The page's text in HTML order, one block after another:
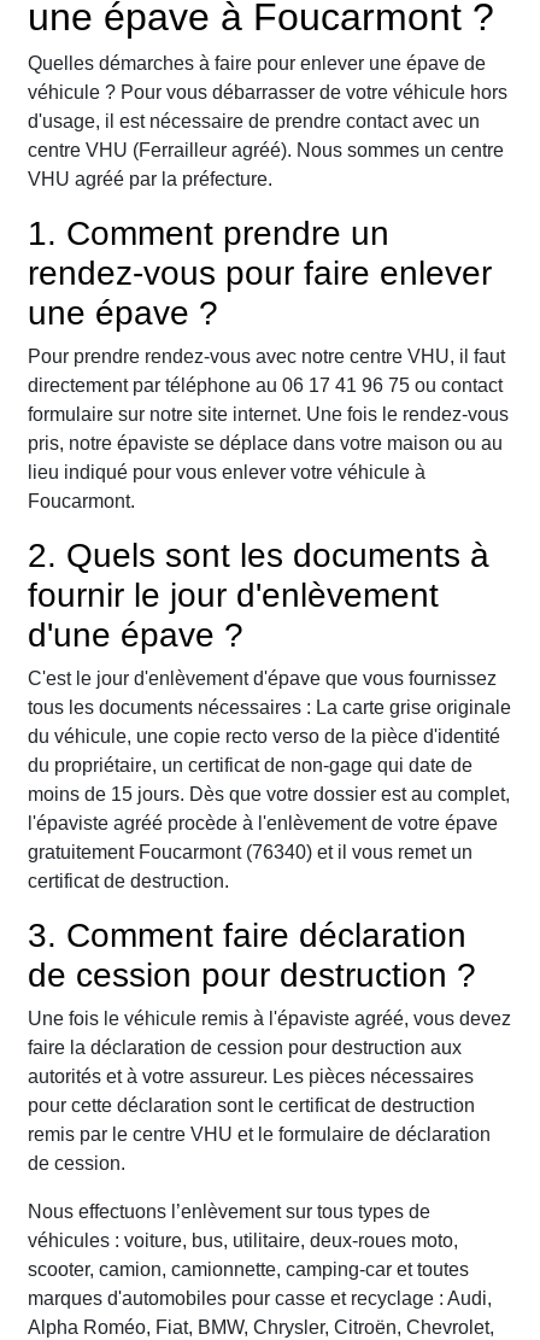
une épave à Foucarmont ?
Quelles démarches à faire pour enlever une épave de
véhicule ? Pour vous débarrasser de votre véhicule hors
d'usage, il est nécessaire de prendre contact avec un
centre VHU (Ferrailleur agréé). Nous sommes un centre
VHU agréé par la préfecture.
1. Comment prendre un
rendez-vous pour faire enlever
une épave ?
Pour prendre rendez-vous avec notre centre VHU, il faut
directement par téléphone au 06 17 41 96 75 ou contact
formulaire sur notre site internet. Une fois le rendez-vous
pris, notre épaviste se déplace dans votre maison ou au
lieu indiqué pour vous enlever votre véhicule à
Foucarmont.
2. Quels sont les documents à
fournir le jour d'enlèvement
d'une épave ?
C'est le jour d'enlèvement d'épave que vous fournissez
tous les documents nécessaires : La carte grise originale
du véhicule, une copie recto verso de la pièce d'identité
du propriétaire, un certificat de non-gage qui date de
moins de 15 jours. Dès que votre dossier est au complet,
l'épaviste agréé procède à l'enlèvement de votre épave
gratuitement Foucarmont (76340) et il vous remet un
certificat de destruction.
3. Comment faire déclaration
de cession pour destruction ?
Une fois le véhicule remis à l'épaviste agréé, vous devez
faire la déclaration de cession pour destruction aux
autorités et à votre assureur. Les pièces nécessaires
pour cette déclaration sont le certificat de destruction
remis par le centre VHU et le formulaire de déclaration
de cession.
Nous effectuons l’enlèvement sur tous types de
véhicules : voiture, bus, utilitaire, deux-roues moto,
scooter, camion, camionnette, camping-car et toutes
marques d'automobiles pour casse et recyclage : Audi,
Alpha Roméo, Fiat, BMW, Chrysler, Citroën, Chevrolet,